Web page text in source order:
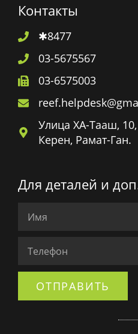
Контакты
✱8477
03-5675567
03-6575003
Улица ХА-Тааш,
Керен, Рамат-Ган.
Для деталей и
ОТПРАВИТЬ